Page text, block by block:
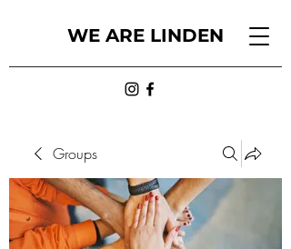
WE ARE LINDEN
Groups